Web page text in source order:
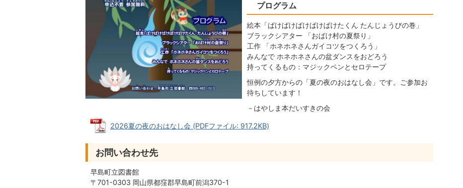
プログラム
絵本「ばけばけばけばけばけたくん たんじょうびの巻」
ブラックシアター 「おばけ村の夏祭り」
工作 「ホネホネさんガイコツをつくろう」
みんなで ホネホネさんの盆ダンスをおどろう
持ってくるもの：マジックペンとセロテープ
恒例の夕方からの「夏の夜のおはなし会」です。ご参加お
待ちしています！
－はやしま本だいすきの会
2026夏の夜のおはなし会 (PDFファイル: 917.2KB)
お問い合わせ先
早島町立図書館
〒701-0303 岡山県都窪郡早島町前潟370-1